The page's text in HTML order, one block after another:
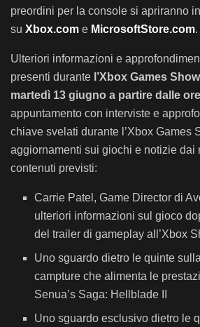
preordini per la console si apriranno
su Xbox.com e MicrosoftStore.com.
Ulteriori informazioni e
presenti durante l’Xbox Games
martedì 13 giugno a partire dalle
appuntamento con interviste e
chiave svelati durante l’Xbox Games
aggiornamenti sui giochi e notizie dai
contenuti previsti:
Carrie Patel, Game Director di
ulteriori informazioni sul gioco
del trailer di gameplay all’Xbox
Uno sguardo dietro le quinte
campture che alimenta le
Senua’s Saga: Hellblade II
Uno sguardo esclusivo dietro le